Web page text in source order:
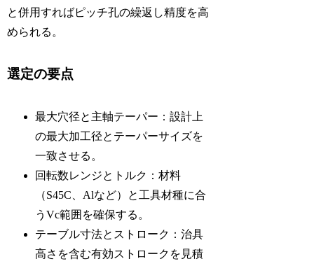
と併用すればピッチ孔の繰返し精度を高
められる。
選定の要点
最大穴径と主軸テーパー：設計上
の最大加工径とテーパーサイズを
一致させる。
回転数レンジとトルク：材料
（S45C、Alなど）と工具材種に合
うVc範囲を確保する。
テーブル寸法とストローク：治具
高さを含む有効ストロークを見積